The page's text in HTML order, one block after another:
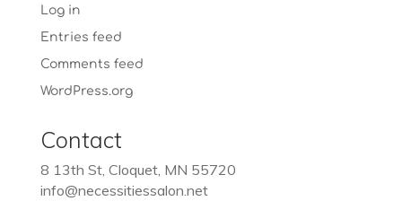
Log in
Entries feed
Comments feed
WordPress.org
Contact
8 13th St, Cloquet, MN 55720
info@necessitiessalon.net